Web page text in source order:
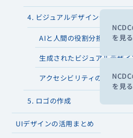
4. ビジュアルデザイン作成
AIと人間の役割分担
生成されたビジュアルデザイ
アクセシビリティのチェック
5. ロゴの作成
UIデザインの活用まとめ
を見る
を見る